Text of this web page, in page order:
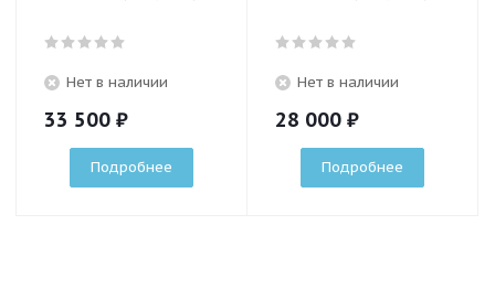
Нет в наличии
33 500 ₽
Подробнее
Нет в наличии
28 000 ₽
Подробнее